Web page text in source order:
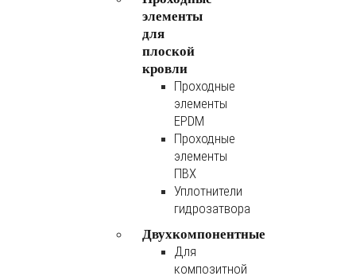
элементы
для
плоской
кровли
Проходные
элементы
EPDM
Проходные
элементы
ПВХ
Уплотнители
гидрозатвора
Двухкомпонентные
Для
композитной